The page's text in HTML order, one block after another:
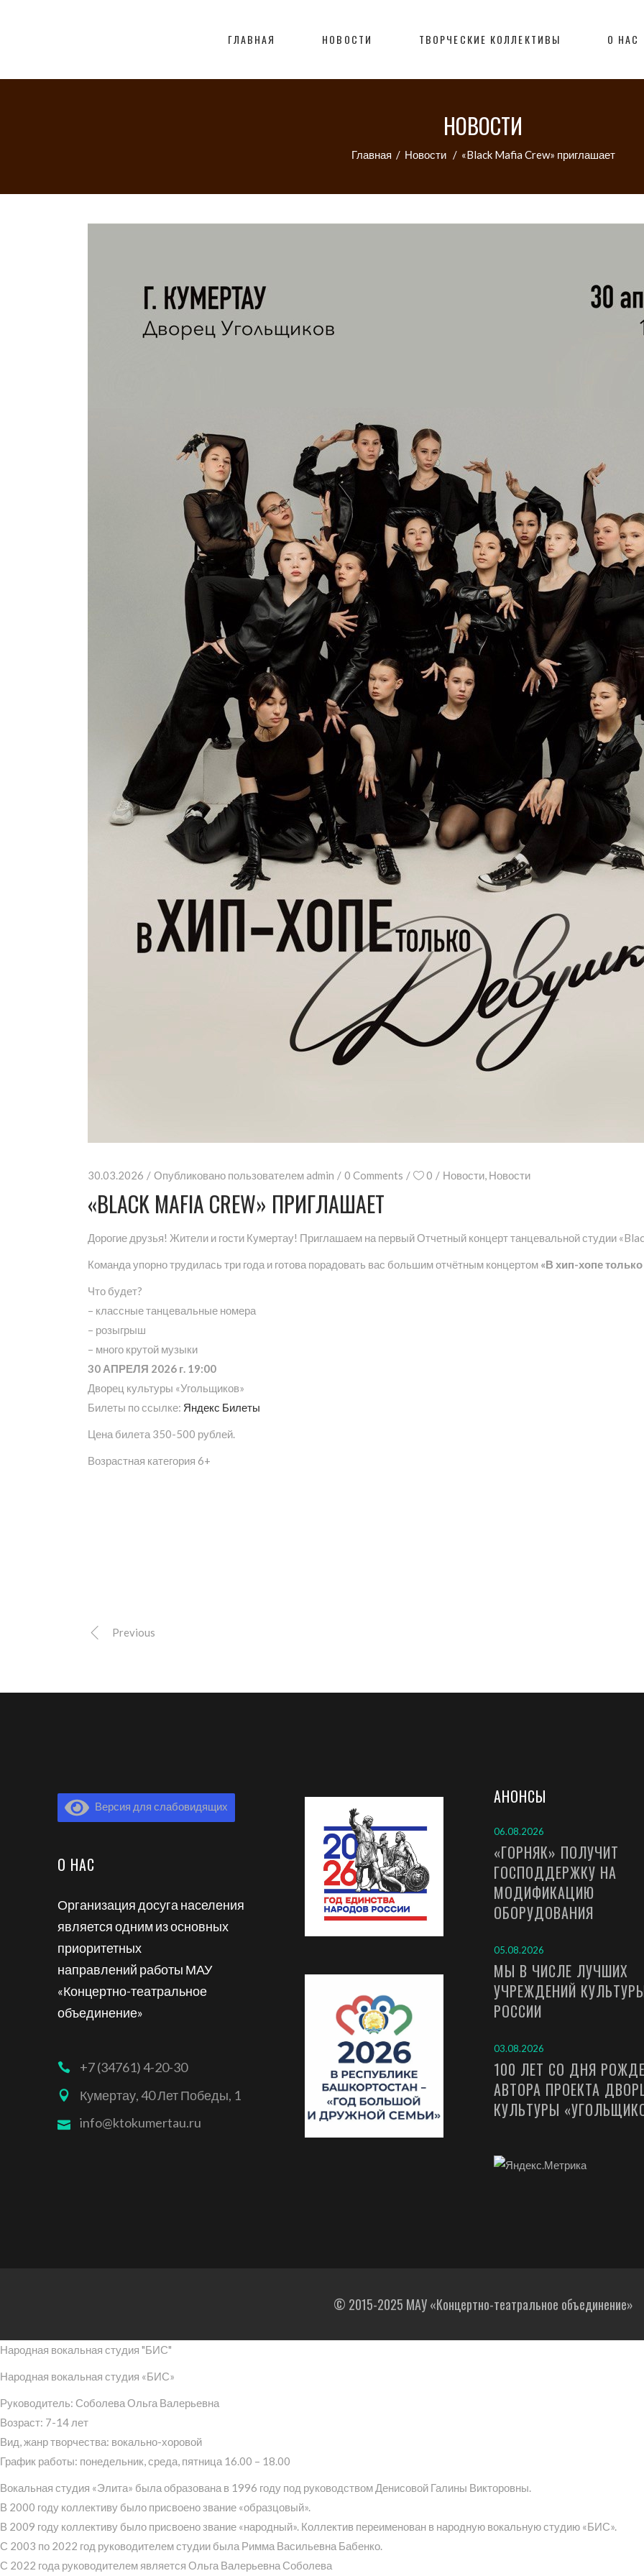
ГЛАВНАЯ НОВОСТИ ТВОРЧЕСКИЕ КОЛЛЕКТИВЫ О НАС
НОВОСТИ
Главная / Новости / «Black Mafia Crew» приглашает
30.03.2026 Опубликовано пользователемadmin 0 Comments 0 Новости, Новости
«BLACK MAFIA CREW» ПРИГЛАШАЕТ
Дорогие друзья! Жители и гости Кумертау! Приглашаем на первый Отчетный концерт танцевальной студии
Команда упорно трудилась три года и готова порадовать вас большим отчётным концертом «В хип-хопе
Что будет?
– классные танцевальные номера
– розыгрыш
– много крутой музыки
30 АПРЕЛЯ 2026 г. 19:00
Дворец культуры «Угольщиков»
Билеты по ссылке: Яндекс Билеты
Цена билета 350-500 рублей.
Возрастная категория 6+
Previous
Версия для слабовидящих
О НАС
Организация досуга населения
является одним из основных
приоритетных
направлений работы МАУ
«Концертно-театральное
объединение»
+7 (34761) 4-20-30
Кумертау, 40 Лет Победы, 1
info@ktokumertau.ru
АНОНСЫ
06.08.2026
«ГОРНЯК» ПОЛУЧИТ
ГОСПОДДЕРЖКУ НА
МОДИФИКАЦИЮ
ОБОРУДОВАНИЯ
05.08.2026
МЫ В ЧИСЛЕ ЛУЧШИХ
УЧРЕЖДЕНИЙ
РОССИИ
03.08.2026
100 ЛЕТ СО ДНЯ
АВТОРА ПРОЕКТА
КУЛЬТУРЫ
© 2015-2025 МАУ «Концертно-театральное объединение»
Народная вокальная студия "БИС"
Народная вокальная студия «БИС»
Руководитель: Соболева Ольга Валерьевна
Возраст: 7-14 лет
Вид, жанр творчества: вокально-хоровой
График работы: понедельник, среда, пятница 16.00 – 18.00
Вокальная студия «Элита» была образована в 1996 году под руководством Денисовой Галины Викторовны.
В 2000 году коллективу было присвоено звание «образцовый».
В 2009 году коллективу было присвоено звание «народный». Коллектив переименован в народную вокальную студию «БИС».
С 2003 по 2022 год руководителем студии была Римма Васильевна Бабенко.
С 2022 года руководителем является Ольга Валерьевна Соболева